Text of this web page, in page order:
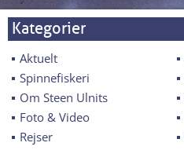
Kategorier
Aktuelt
Spinnefiskeri
Om Steen Ulnits
Foto & Video
Rejser